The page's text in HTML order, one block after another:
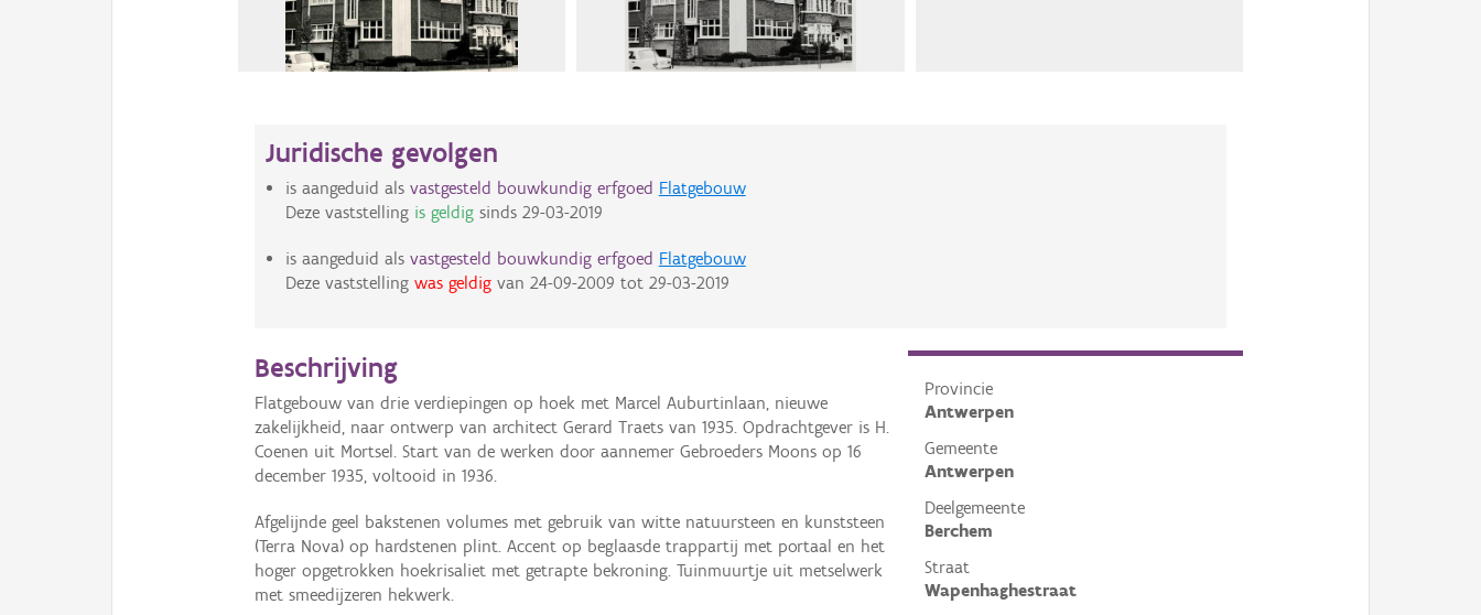
Juridische gevolgen
is aangeduid als vastgesteld bouwkundig erfgoed Flatgebouw
Deze vaststelling is geldigsinds 29-03-2019
is aangeduid als vastgesteld bouwkundig erfgoed Flatgebouw
Deze vaststelling was geldigvan 24-09-2009 tot 29-03-2019
Provincie
Antwerpen
Gemeente
Antwerpen
Deelgemeente
Berchem
Straat
Wapenhaghestraat
Beschrijving
Flatgebouw van drie verdiepingen op hoek met Marcel Auburtinlaan, nieuwe
zakelijkheid, naar ontwerp van architect Gerard Traets van 1935. Opdrachtgever is H.
Coenen uit Mortsel. Start van de werken door aannemer Gebroeders Moons op 16
december 1935, voltooid in 1936.
Afgelijnde geel bakstenen volumes met gebruik van witte natuursteen en kunststeen
(Terra Nova) op hardstenen plint. Accent op beglaasde trappartij met portaal en het
hoger opgetrokken hoekrisaliet met getrapte bekroning. Tuinmuurtje uit metselwerk
met smeedijzeren hekwerk.